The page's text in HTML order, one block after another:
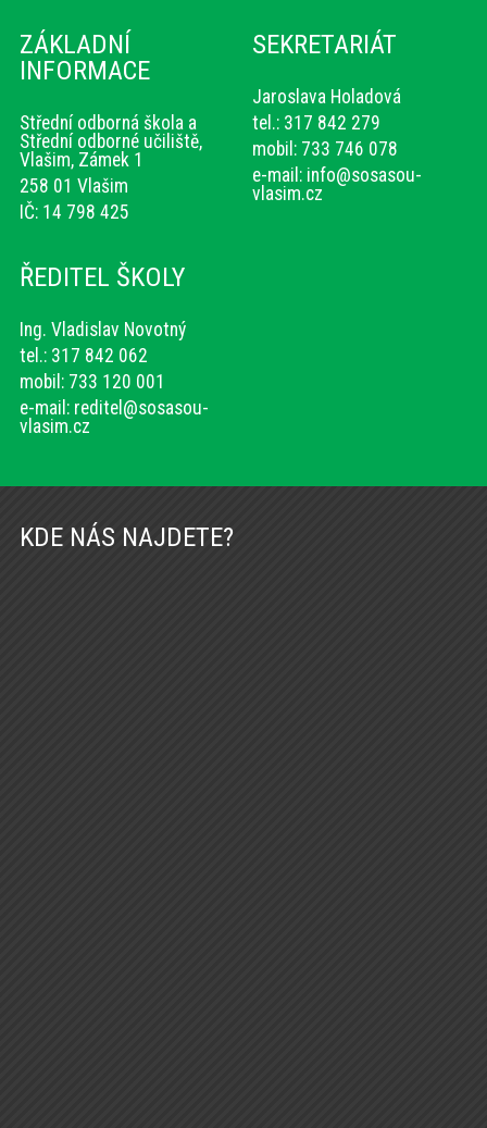
ZÁKLADNÍ
INFORMACE
Střední odborná škola a
Střední odborné učiliště,
Vlašim, Zámek 1
258 01 Vlašim
IČ: 14 798 425
SEKRETARIÁT
Jaroslava Holadová
tel.: 317 842 279
mobil: 733 746 078
e-mail: info@sosasou-
vlasim.cz
ŘEDITEL ŠKOLY
Ing. Vladislav Novotný
tel.: 317 842 062
mobil: 733 120 001
e-mail: reditel@sosasou-
vlasim.cz
KDE NÁS NAJDETE?